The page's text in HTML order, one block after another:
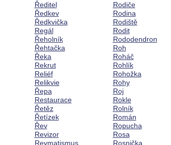
Ředitel
Ředkev
Ředkvička
Regál
Řeholník
Řehtačka
Řeka
Rekrut
Reliéf
Relikvie
Řepa
Restaurace
Řetěz
Řetízek
Řev
Revizor
Revmatismus
Rodiče
Rodina
Rodiště
Rodit
Rododendron
Roh
Roháč
Rohlík
Rohožka
Rohy
Roj
Rokle
Rolník
Román
Ropucha
Rosa
Rosnička